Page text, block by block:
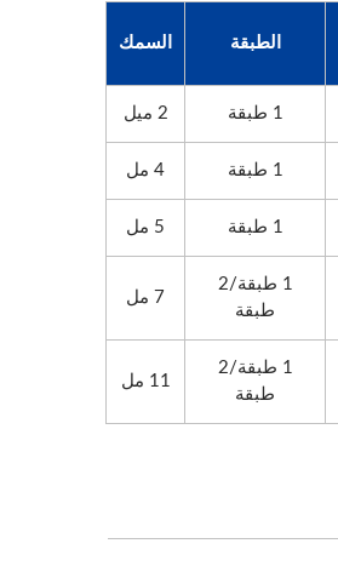
الطبقة السمك
1 طبقة 2 ميل
1 طبقة 4 مل
1 طبقة 5 مل
1 طبقة/2
طبقة
7 مل
1 طبقة/2
طبقة
11 مل